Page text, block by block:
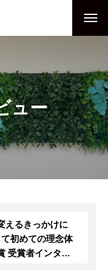
ュー
えるきっかけに
初めての理念体
受賞者インタビ